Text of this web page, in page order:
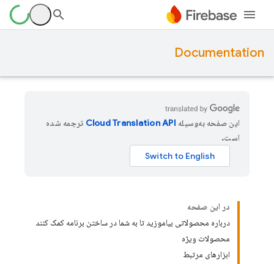
Documentation
این صفحه به‌وسیله
ترجمه شده
است.
در این صفحه
درباره محصولاتی بیاموزید تا به شما در ساختن برنامه کمک کنند
محصولات ویژه
ابزارهای مرتبط